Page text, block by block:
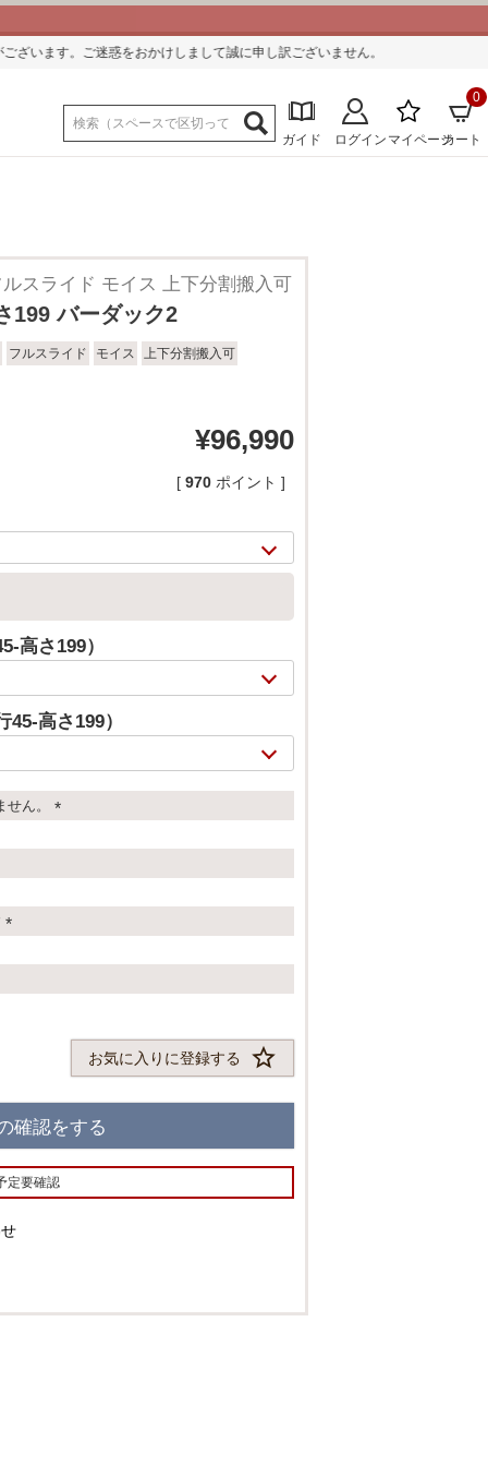
しまして誠に申し訳ございません。
ガイド ログイン マイページカート
0
2/20
スライド モイス 上下分割搬入可
199 バーダック2
フルスライド モイス 上下分割搬入可
¥96,990
[ 970 ポイント ]
高さ199）
高さ199）
せん。
必
必
お気に入りに登録する
確認をする
定要確認